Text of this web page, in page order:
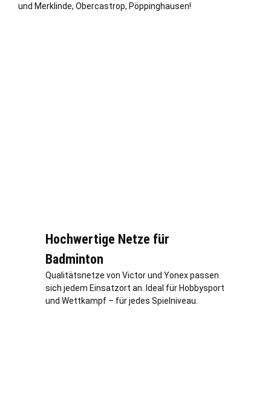
und Merklinde, Obercastrop, Pöppinghausen!
Hochwertige Netze für
Badminton
Qualitätsnetze von Victor und Yonex passen
sich jedem Einsatzort an. Ideal für Hobbysport
und Wettkampf – für jedes Spielniveau.